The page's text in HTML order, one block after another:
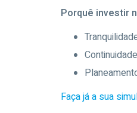
Porquê investir
Faça já a sua